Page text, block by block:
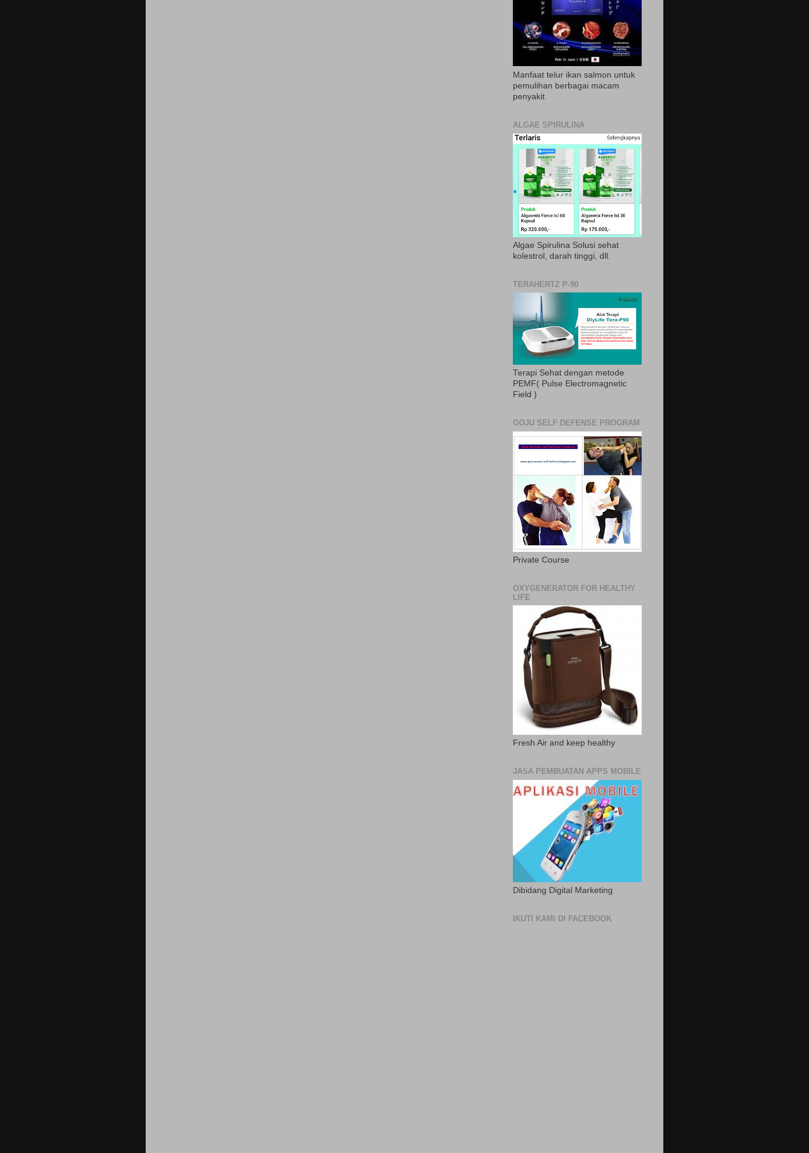
Manfaat telur ikan salmon untuk
pemulihan berbagai macam
penyakit
ALGAE SPIRULINA
Algae Spirulina Solusi sehat
kolestrol, darah tinggi, dll.
TERAHERTZ P-90
Terapi Sehat dengan metode
PEMF( Pulse Electromagnetic
Field )
GOJU SELF DEFENSE PROGRAM
Private Course
OXYGENERATOR FOR HEALTHY
LIFE
Fresh Air and keep healthy
JASA PEMBUATAN APPS MOBILE
Dibidang Digital Marketing
IKUTI KAMI DI FACEBOOK